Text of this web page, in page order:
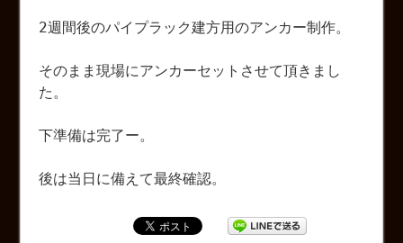
2週間後のパイプラック建方用のアンカー制作。
そのまま現場にアンカーセットさせて頂きまし
た。
下準備は完了ー。
後は当日に備えて最終確認。